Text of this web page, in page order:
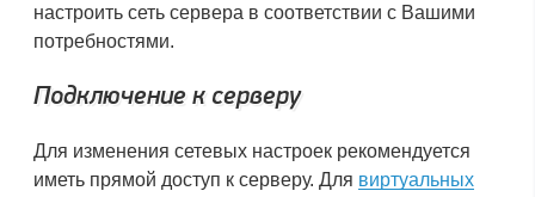
настроить сеть сервера в соответствии с Вашими
потребностями.
Подключение к серверу
Для изменения сетевых настроек рекомендуется
иметь прямой доступ к серверу. Для виртуальных